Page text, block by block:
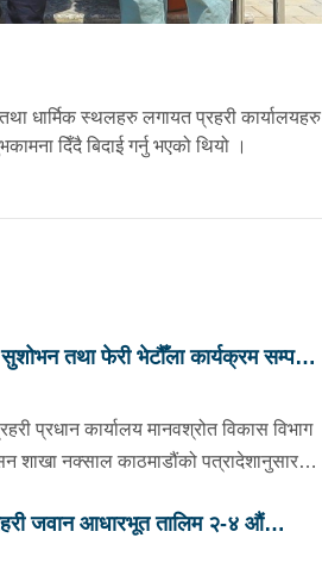
धार्मिक स्थलहरु लगायत प्रहरी कार्यालयहरु
दिँदै बिदाई गर्नु भएको थियो ।
सुशोभन तथा फेरी भेटौँला कार्यक्रम सम्पन्न
प्रधान कार्यालय मानवश्रोत विकास विभाग
शाखा नक्साल काठमाडौंको पत्रादेशानुसार
हुनु भएका प्रहरी कर्मचारीलाई दर्ज्यानी
सम्पन्न ।उक्त कार्यक्रममा शिक्षालयका
जवान आधारभूत तालिम २-४ औं
कार्यक्रम सम्पन्न ।